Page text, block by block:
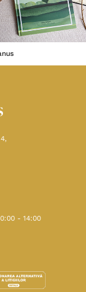
- 14:00